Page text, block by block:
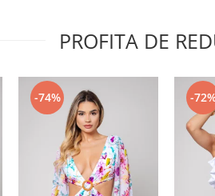
PROFITA DE
-74% -